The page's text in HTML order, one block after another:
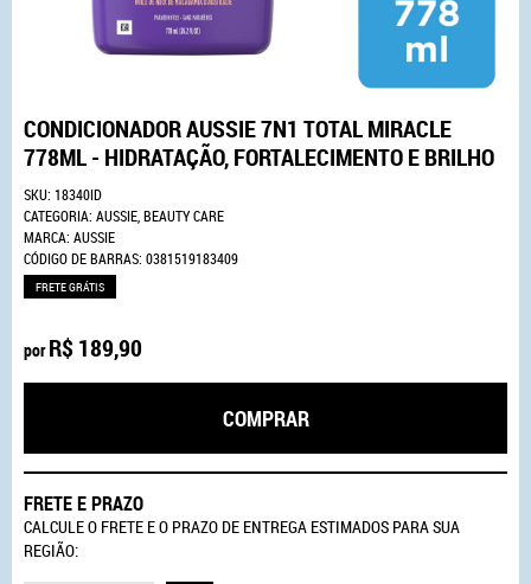
CONDICIONADOR AUSSIE 7N1 TOTAL MIRACLE
778ML - HIDRATAÇÃO, FORTALECIMENTO E BRILHO
SKU: 18340ID
CATEGORIA: AUSSIE BEAUTY CARE
MARCA: AUSSIE
CÓDIGO DE BARRAS: 0381519183409
FRETE GRÁTIS
por R$ 189,90
COMPRAR
FRETE E PRAZO
CALCULE O FRETE E O PRAZO DE ENTREGA ESTIMADOS PARA SUA
REGIÃO: